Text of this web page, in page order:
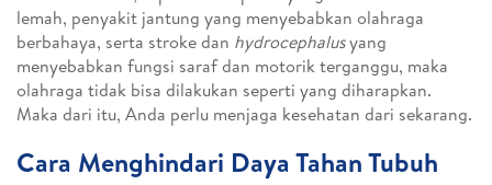
lemah, penyakit jantung yang menyebabkan olahraga
berbahaya, serta stroke dan hydrocephalusyang
menyebabkan fungsi saraf dan motorik terganggu, maka
olahraga tidak bisa dilakukan seperti yang diharapkan.
Maka dari itu, Anda perlu menjaga kesehatan dari sekarang.
Cara Menghindari Daya Tahan Tubuh